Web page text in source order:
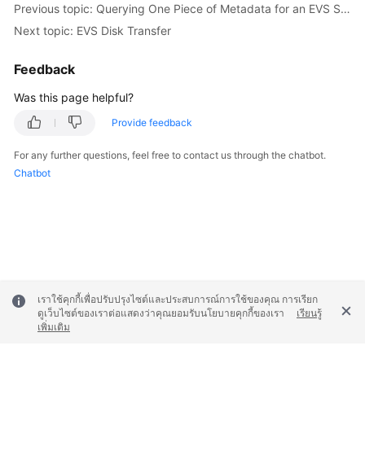
Previous topic: Querying One Piece of Metadata for an EVS Snapshot
Next topic: EVS Disk Transfer
Feedback
Was this page helpful?
Provide feedback
For any further questions, feel free to contact us through the chatbot.
Chatbot
เราใช้คุกกี้เพื่อปรับปรุงไซต์และประสบการณ์การใช้ของคุณ การเรียก
ดูเว็บไซต์ของเราต่อแสดงว่าคุณยอมรับนโยบายคุกกี้ของเรา
เรียนรู้
เพิ่มเติม